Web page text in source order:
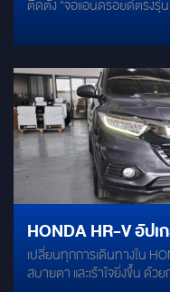
ติดตั้ง "จอแอนดรอยด์ตรงรุ่
จอแอนดรอยด์ ติดตั้งแบบตรงรุ่น - CPU : OCTA-CORE /
ผ่าน WIFI HOTSPOT - รองรับการเชื่อมต่ออินเตอร์เน็ตผ่านซิมการ์ด -
รองรับการเชื่อมต่อ กล้องมองหลั
การเชื่อมต่อ Bluetooth 5.1 - รองรับการเชื่อมต่อ Apple Carplay และ
Android Auto แบบไร้สาย - รองรับแอพพริเคชั่นที่หลากหลาย แอพไหนๆ
ก็ไม่พลาด! #NETFLIX #GOOGLEMAPS #YOUTUBE #SPOTIFY
#JOOX #IQYI #WETV
360 องศา กับการติดตั้งก
มองแบบ Bird Eye View ช่
จุดอับสายตา BSM Blind
Installation List ] + KANZEN
degee + BSM Blind spot sensor ---------------------------------
--เติมเต็มสิ่งที่ขาดหาย ให้ครบทั้งความ
HONDA HR-V อัปเ
สมบูรณ์แบบ
เปลี่ยนทุกการเดินทางใน
สบายตา และเร้าใจยิ่งขึ้น ด้